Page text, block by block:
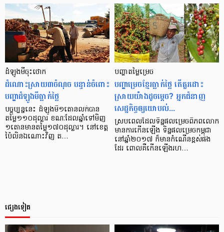
ដំឡូងមី​ចុះ​ថោក
ដំណោះ​ស្រាយ​៣​ចំណុច បន្ទាន់​ចំពោះ​
បញ្ហា​ដំឡូង​មី​ធ្លាក់​ថ្លៃ
បច្ចុប្បន្ន​នេះ ដំឡូង​មី​១​តោន​លក់​បាន​
តម្លៃ​១១០​ដុល្លារ ខណៈ​ដែល​ឆ្នាំ​ទៅ​មិញ​
១​តោន​មាន​តម្លៃ​១៧០​ដុល្លារ។ នៅ​ខេត្ត​
ប៉ៃលិន​ឯណោះ​វិញ ត…
បញ្ហា​តម្លៃ​ម្រេច
បញ្ហា​ម្រេច​ខ្មែរ​ធ្លាក់​ថ្លៃ តើ​គួរដោះ
ស្រាយ​យ៉ាងដូចម្ដេច? អ្នក​ជំនាញ​
សេដ្ឋកិច្ច​ឲ្យ​យោបល់...
ស្រប​ពេល​ដែល​ទិន្នផល​ម្រេច​ពិភព​លោក​
មាន​ការ​កើន​ឡើង ទិន្នផល​ម្រេច​កម្ពុជា​
នៅ​ឆ្នាំ​២០១៧​ ក៏​មាន​កំណើន​ខ្ពស់​ផង​
ដែរ ពោល​គឺ​កើន​ឡើង​រហ…
ផ្សេងទៀត